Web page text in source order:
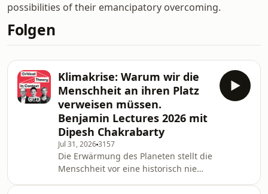
possibilities of their emancipatory overcoming.
Folgen
Klimakrise: Warum wir die
Menschheit an ihren Platz
verweisen müssen.
Benjamin Lectures 2026 mit
Dipesh Chakrabarty
Jul 31, 20263157
Die Erwärmung des Planeten stellt die
Menschheit vor eine historisch nie